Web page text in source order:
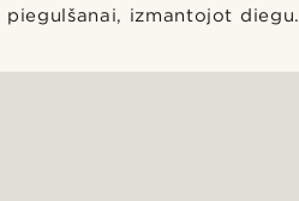
piegulšanai, izmantojot diegu.